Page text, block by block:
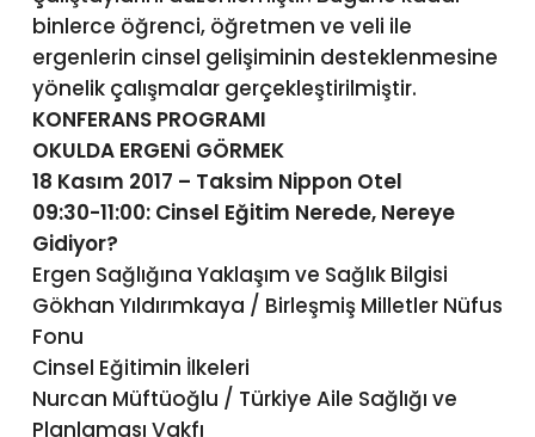
binlerce öğrenci, öğretmen ve veli ile
ergenlerin cinsel gelişiminin desteklenmesine
yönelik çalışmalar gerçekleştirilmiştir.
KONFERANS PROGRAMI
OKULDA ERGENİ GÖRMEK
18 Kasım 2017 – Taksim Nippon Otel
09:30-11:00: Cinsel Eğitim Nerede, Nereye
Gidiyor?
Ergen Sağlığına Yaklaşım ve Sağlık Bilgisi
Gökhan Yıldırımkaya / Birleşmiş Milletler Nüfus
Fonu
Cinsel Eğitimin İlkeleri
Nurcan Müftüoğlu / Türkiye Aile Sağlığı ve
Planlaması Vakfı